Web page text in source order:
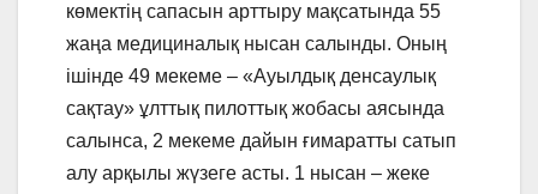
көмектің сапасын арттыру мақсатында 55
жаңа медициналық нысан салынды. Оның
ішінде 49 мекеме – «Ауылдық денсаулық
сақтау» ұлттық пилоттық жобасы аясында
салынса, 2 мекеме дайын ғимаратты сатып
алу арқылы жүзеге асты. 1 нысан – жеке